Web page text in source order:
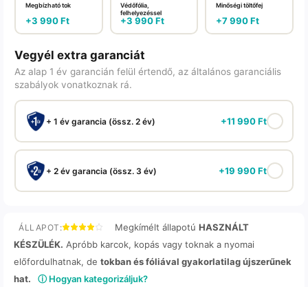
Megbízható tok
+3 990Ft
Védőfólia,
felhelyezéssel
+3 990Ft
Minőségi töltőfej
+7 990Ft
Vegyél extra garanciát
Az alap 1 év garancián felül értendő, az általános garanciális
szabályok vonatkoznak rá.
+ 1 év garancia (össz. 2 év) +11 990Ft
+ 2 év garancia (össz. 3 év) +19 990Ft
ÁLLAPOT: Megkímélt állapotú HASZNÁLT
KÉSZÜLÉK. Apróbb karcok, kopás vagy toknak a nyomai
előfordulhatnak, de tokban és fóliával gyakorlatilag újszerűnek
hat.
ⓘ Hogyan kategorizáljuk?